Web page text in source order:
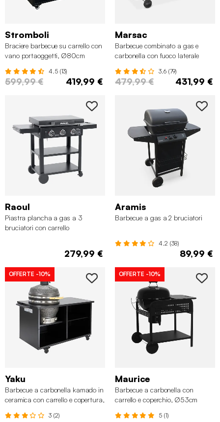
Stromboli
Braciere barbecue su carrello con
vano portaoggetti, Ø80cm
4.5 (13)
599,99 € 419,99 €
Marsac
Barbecue combinato a gas e
carbonella con fuoco laterale
3.6 (79)
479,99 € 431,99 €
Raoul
Piastra plancha a gas a 3
bruciatori con carrello
279,99 €
Aramis
Barbecue a gas a 2 bruciatori
4.2 (38)
89,99 €
OFFERTE -10%
Yaku
Barbecue a carbonella kamado in
ceramica con carrello e copertura,
3 (2)
OFFERTE -10%
Maurice
Barbecue a carbonella con
carrello e coperchio, Ø53cm
5 (1)